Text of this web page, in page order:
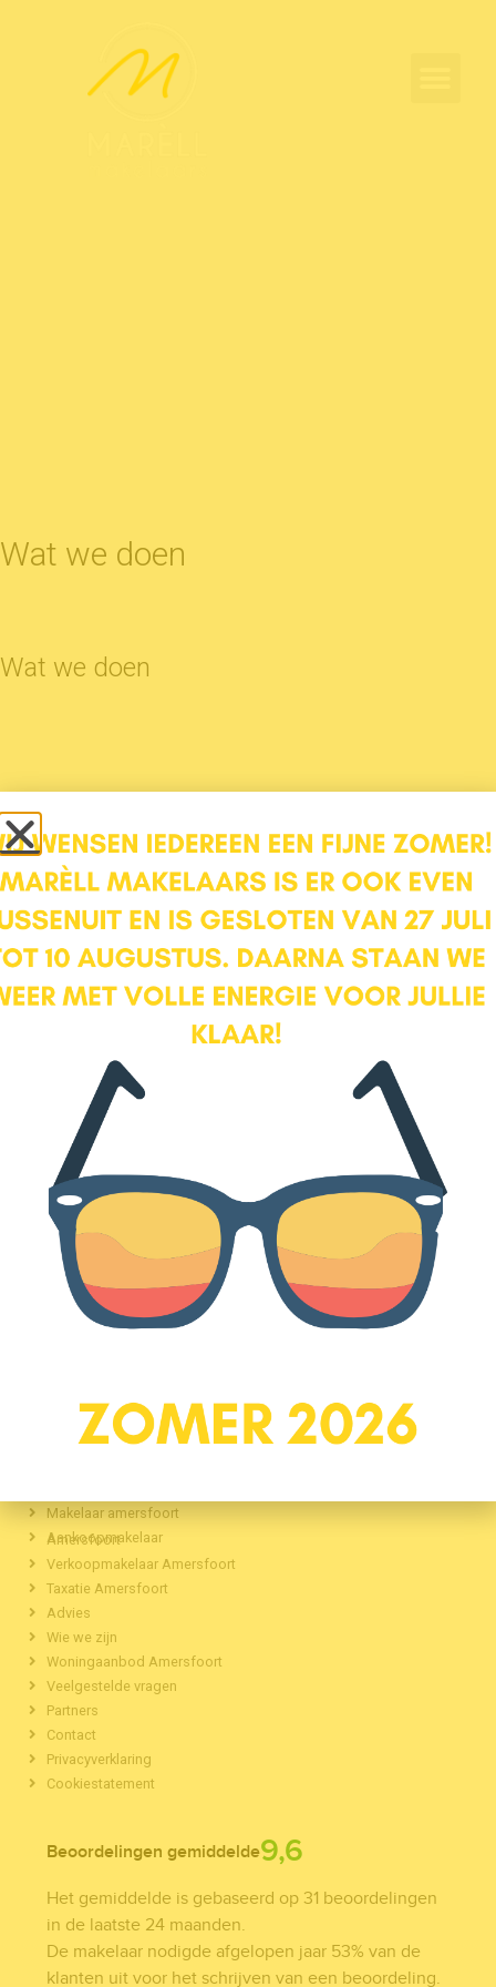
Wat we doen
Wat we doen
Contact
MARÈLL Makelaars
Arnhemseweg 2 – 107
3817 CH Amersfoort
033-3030754
thuis@marellmakelaars.nl
KvK75261901
Makelaar amersfoort
Aankoopmakelaar Amersfoort
Verkoopmakelaar Amersfoort
Taxatie Amersfoort
Advies
Wie we zijn
Woningaanbod Amersfoort
Veelgestelde vragen
Partners
Contact
Privacyverklaring
Cookiestatement